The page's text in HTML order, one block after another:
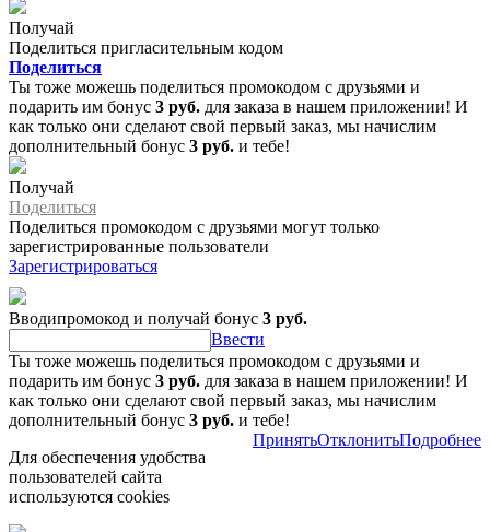
Получай
Поделиться пригласительным кодом
Поделиться
Ты тоже можешь поделиться промокодом с друзьями и
подарить им бонус 3 руб. для заказа в нашем приложении! И
как только они сделают свой первый заказ, мы начислим
дополнительный бонус 3 руб. и тебе!
Получай
Поделиться
Поделиться промокодом с друзьями могут только
зарегистрированные пользователи
Зарегистрироваться
Вводипромокод и получай бонус 3 руб.
Ввести
Ты тоже можешь поделиться промокодом с друзьями и
подарить им бонус 3 руб. для заказа в нашем приложении! И
как только они сделают свой первый заказ, мы начислим
дополнительный бонус 3 руб. и тебе!
Для обеспечения удобства
пользователей сайта
используются cookies
ПринятьОтклонитьПодробнее